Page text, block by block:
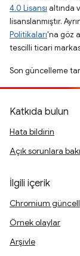
4.0 Lisansı altında
lisanslanmıştır.
Politikaları'na göz
tescilli ticari
Son güncelleme
Katkıda bulun
Hata bildirin
Açık sorunlara
İlgili içerik
Chromium
Örnek olaylar
Arşivle